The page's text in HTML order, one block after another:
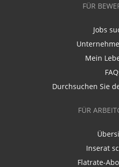
FÜR
Jobs
Mein
Durchsuchen Sie
FÜR
Inserat
Flatrate-